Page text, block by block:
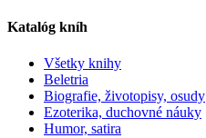
Katalóg kníh
Všetky knihy
Beletria
Biografie, životopisy, osudy
Ezoterika, duchovné náuky
Humor, satira